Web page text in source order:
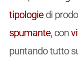
tipologiedi
spumante, con
puntando tutto